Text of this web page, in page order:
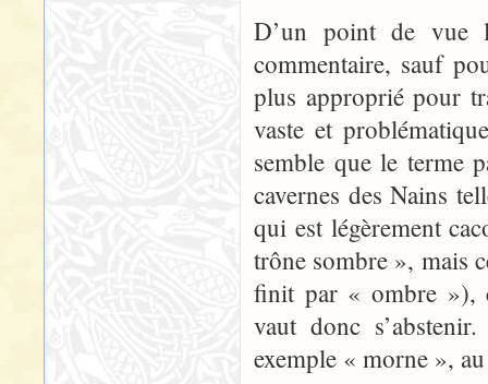
D’un point de vue
commentaire, sauf
plus approprié pour
vaste et
semble que le terme
cavernes des Nains
qui est légèrement
trône sombre », mais
finit par « ombre »),
vaut donc
exemple « morne »,